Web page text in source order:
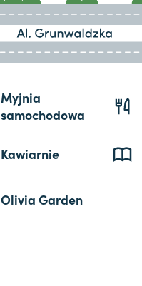
Myjnia
samochodowa
Kawiarnie
Olivia Garden